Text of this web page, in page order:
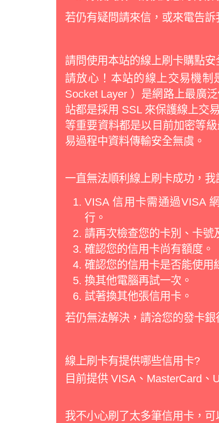
若仍有疑問請來信，或來電告
請問使用本站的線上刷卡購點安
請放心！本站的線上交易機制
Socket Layer ）是網路上最廣
站都是採用 SSL 來保護線上交
等重要資料都是以目前加密等
易過程中資料傳輸安全無虞。
一直無法順利線上刷卡成功，我
VISA 信用卡需通過VISA
行。
請再次檢查您的卡別、卡
確認您的信用卡尚有額度。
確認您的信用卡是否能使用
換其他電腦再試一次。
試著換其他張信用卡。
若仍無法解決，請洽您的發卡
線上刷卡有提供哪些信用卡?
目前提供 VISA、MasterCard、
我不小心刷了太多筆信用卡，